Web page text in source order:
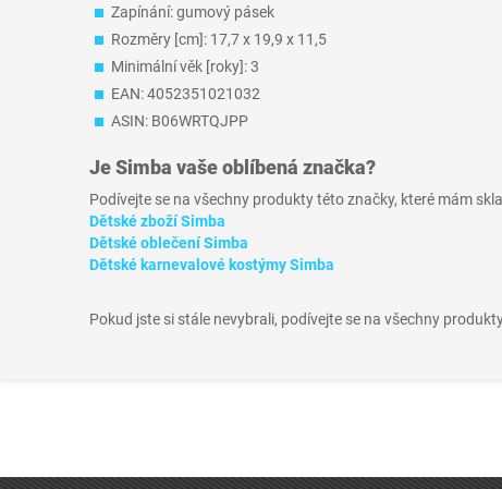
Zapínání: gumový pásek
Rozměry [cm]: 17,7 x 19,9 x 11,5
Minimální věk [roky]: 3
EAN: 4052351021032
ASIN: B06WRTQJPP
JeSimba vaše oblíbená značka?
Podívejte se na všechny produkty této značky, které mám
Dětské zboží Simba
Dětské oblečení Simba
Dětské karnevalové kostýmy Simba
Pokud jste si stále nevybrali, podívejte se na všechny